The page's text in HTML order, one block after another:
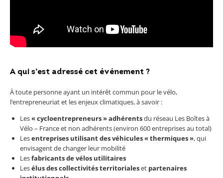
A qui s’est adressé cet événement ?
À toute personne ayant un intérêt commun pour le vélo,
l’entrepreneuriat et les enjeux climatiques, à savoir :​
Les« cycloentrepreneurs » adhérentsdu réseau Les Boîtes à
Vélo – France et non adhérents (environ 600 entreprises au total) ​
Lesentreprises utilisant des véhicules « thermiques », qui
envisagent de changer leur mobilité​
Lesfabricants de vélos utilitaires
Lesélus des collectivités territorialeset partenaires